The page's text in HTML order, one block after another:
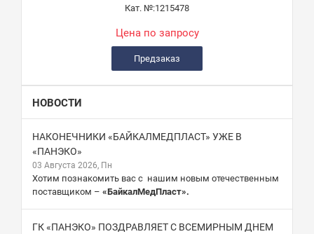
Кат. №:1215478
Цена по запросу
Предзаказ
НОВОСТИ
НАКОНЕЧНИКИ «БАЙКАЛМЕДПЛАСТ» УЖЕ В
«ПАНЭКО»
03 Августа 2026, Пн
Хотим познакомить вас с нашим новым отечественным
поставщиком – «БайкалМедПласт».
ГК «ПАНЭКО» ПОЗДРАВЛЯЕТ С ВСЕМИРНЫМ ДНЕМ